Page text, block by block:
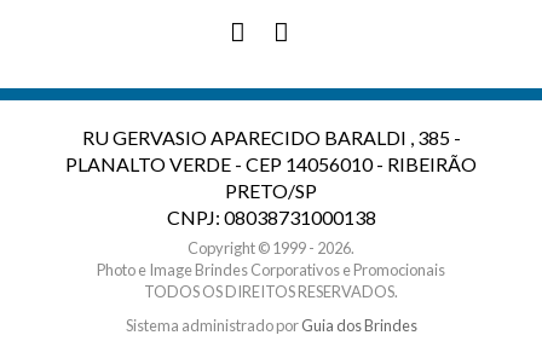
RU GERVASIO APARECIDO BARALDI , 385 -
PLANALTO VERDE - CEP 14056010 - RIBEIRÃO
PRETO/SP
CNPJ: 08038731000138
Copyright © 1999 - 2026.
Photo e Image Brindes Corporativos e Promocionais
TODOS OS DIREITOS RESERVADOS.
Sistema administrado porGuia dos Brindes